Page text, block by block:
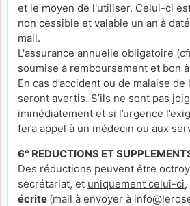
et le moyen de l'utiliser. Celui-ci
non cessible et valable un an à
mail.
L'assurance annuelle obligatoire
soumise à remboursement et bon
En cas d’accident ou de malaise de
seront avertis. S’ils ne sont pas
immédiatement et si l’urgence
fera appel à un médecin ou aux
6° REDUCTIONS ET
Des réductions peuvent être
secrétariat, et uniquement celui-ci,
écrite (mail à envoyer à